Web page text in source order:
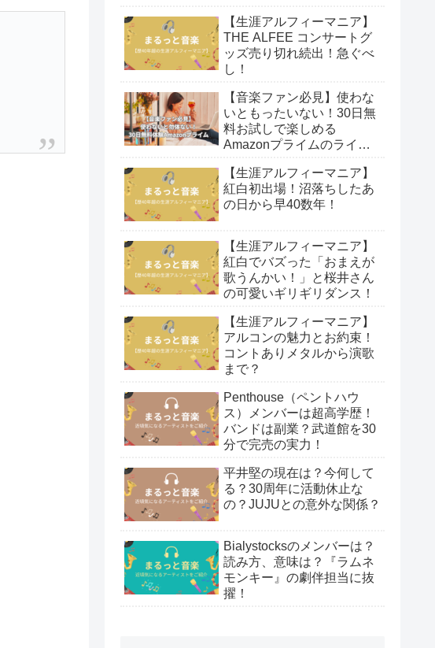
【生涯アルフィーマニア】
THE ALFEE コンサートグ
ッズ売り切れ続出！急ぐべ
し！
【音楽ファン必見】使わな
いともったいない！30日無
料お試しで楽しめる
Amazonプライムのライブ
【生涯アルフィーマニア】
紅白初出場！沼落ちしたあ
の日から早40数年！
【生涯アルフィーマニア】
紅白でバズった「おまえが
歌うんかい！」と桜井さん
の可愛いギリギリダンス！
【生涯アルフィーマニア】
アルコンの魅力とお約束！
コントありメタルから演歌
まで？
Penthouse（ペントハウ
ス）メンバーは超高学歴！
バンドは副業？武道館を30
分で完売の実力！
平井堅の現在は？今何して
る？30周年に活動休止な
の？JUJUとの意外な関係？
Bialystocksのメンバーは？
読み方、意味は？『ラムネ
モンキー』の劇伴担当に抜
擢！